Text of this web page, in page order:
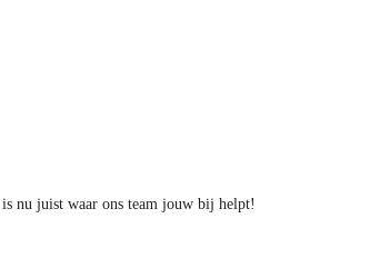
is nu juist waar ons team jouw bij helpt!